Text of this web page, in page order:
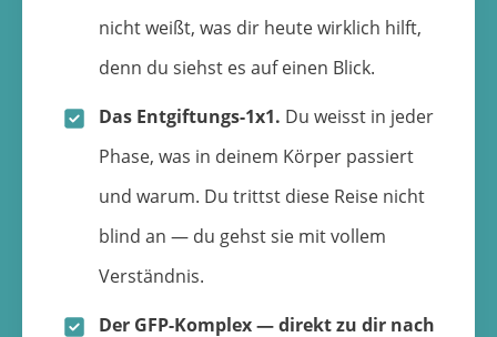
nicht weißt, was dir heute wirklich hilft,
denn du siehst es auf einen Blick.
Das Entgiftungs-1x1. Du weisst in jeder
Phase, was in deinem Körper passiert
und warum. Du trittst diese Reise nicht
blind an — du gehst sie mit vollem
Verständnis.
Der GFP-Komplex — direkt zu dir nach